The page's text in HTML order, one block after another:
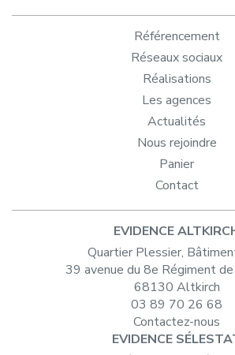
Référencement
Réseaux sociaux
Réalisations
Les agences
Actualités
Nous rejoindre
Panier
Contact
EVIDENCE
Quartier Plessier,
39 avenue du 8e Régiment
68130 Altkirch
03 89 70 26 68
Contactez-nous
EVIDENCE